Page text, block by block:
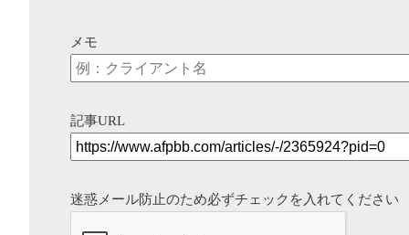
メモ
記事URL
迷惑メール防止のため必ずチェックを入れてください